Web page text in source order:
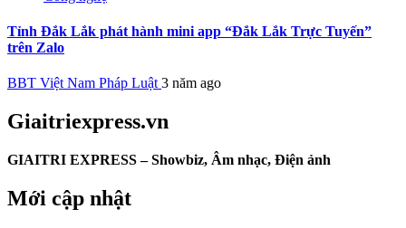
Tỉnh Đắk Lắk phát hành mini app “Đắk Lắk Trực Tuyến”
trên Zalo
BBT Việt Nam Pháp Luật3 năm ago
Giaitriexpress.vn
GIAITRI EXPRESS – Showbiz, Âm nhạc, Điện ảnh
Mới cập nhật